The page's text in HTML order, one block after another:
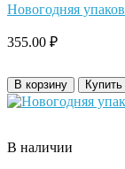
Новогодняя
355.00 ₽
В корзину
В наличии